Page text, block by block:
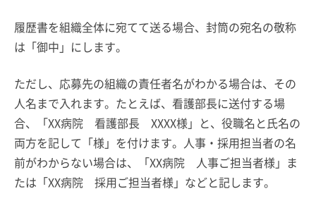
履歴書を組織全体に宛てて送る場合、封筒の宛名の敬称
は「御中」にします。
ただし、応募先の組織の責任者名がわかる場合は、その
人名まで入れます。たとえば、看護部長に送付する場
合、「XX病院 看護部長 XXXX様」と、役職名と氏名の
両方を記して「様」を付けます。人事・採用担当者の名
前がわからない場合は、「XX病院 人事ご担当者様」ま
たは「XX病院 採用ご担当者様」などと記します。